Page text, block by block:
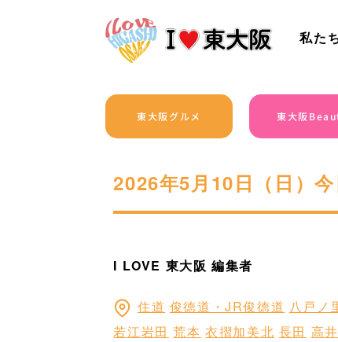
私た
東大阪グルメ 東大阪
2026年5月10日（日）
I LOVE 東大阪 編集者
住道 俊徳道・JR俊徳道 八戸ノ
若江岩田 荒本 衣摺加美北 長田 高